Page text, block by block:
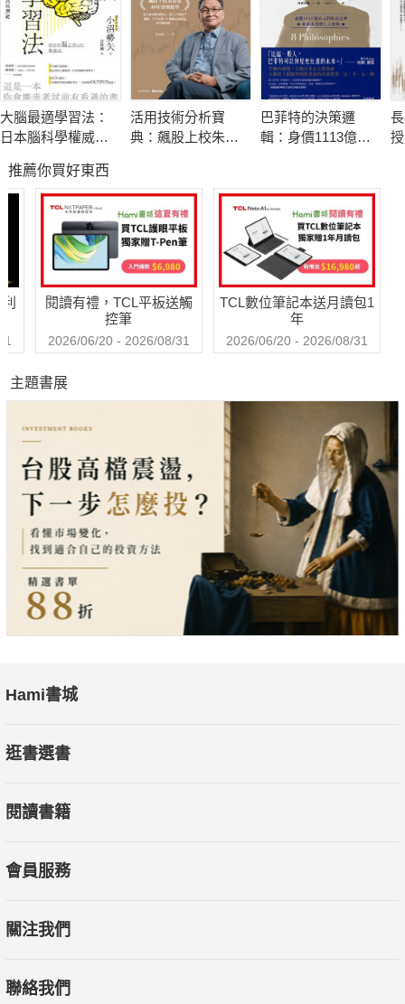
氣，認識房子與人的生命週期，進而找出最適合自己的住房判
斷。
此外，他也要教讀者如何活用大數據所製作的「好時價」網
站，正確評估房屋的價值與特性，幫自己把房產功課做好做滿，
明智決定，不會再為了買錯房或被房子套牢而遺憾終身。無論是
正為租屋、買屋而煩惱的年輕族群，或是正在思考換屋或以房養
老的中高族群，都應該先來看看本書，為自己掌握居住的主控
◤怎樣才能不做屋奴做屋主？
◤購屋前的風險與財務評估該怎麼做？
◤COVID-19爆發，該「危機入市」嗎？
◤能讓房子保值又增值的關鍵是什麼？
◤考慮買房前，有哪些必做的「功課」？
◤如何運用「好時價」蒐集有關房屋的即時價格與相關資
訊？
◤什麼才是真正的「好區位」
◤景氣循環和房價泡沫有什麼關係？
◤要與父母或子女同住嗎？
◤房地產實價登錄要注意哪些項目？
◤便利商店、社會住宅會影附近的房價嗎？
◤房價指數怎麼看？
大腦最適學習法：
日本腦科學權威教
觸覺，激發高效潛
能
活用技術分析寶
典：飆股上校朱家
手的養成祕笈
巴菲特的決策邏
輯：身價1113億美
推薦你買好東西
閱讀有禮，TCL平板送觸
控筆
2026/06/20 - 2026/08/31
TCL數位筆記本送月讀包1
年
2026/06/20 - 2026/08/31
主題書展
Hami書城
逛書選書
閱讀書籍
會員服務
關注我們
聯絡我們